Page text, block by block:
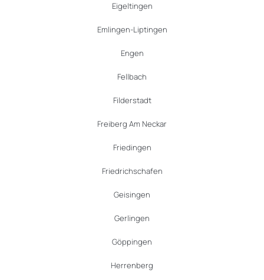
Eigeltingen
Emlingen-Liptingen
Engen
Fellbach
Filderstadt
Freiberg Am Neckar
Friedingen
Friedrichschafen
Geisingen
Gerlingen
Göppingen
Herrenberg